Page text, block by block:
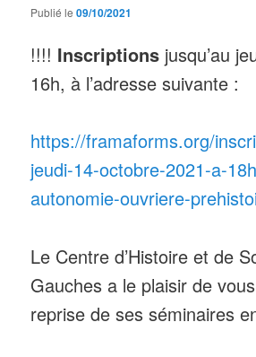
Publié le09/10/2021
!!!! Inscriptions jusqu’au
16h, à l’adresse suivante :
https://framaforms.org/
jeudi-14-octobre-2021-a-
autonomie-ouvriere-
Le Centre d’Histoire et de
Gauches a le plaisir de
reprise de ses séminaires